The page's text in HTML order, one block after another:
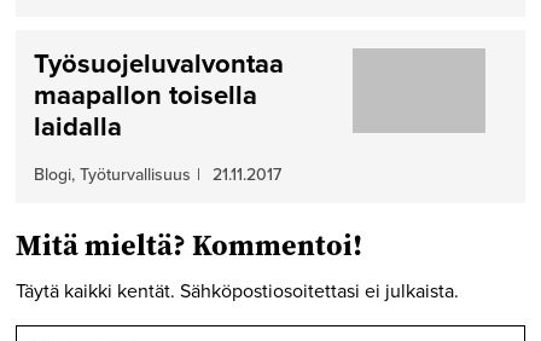
Työsuojeluvalvontaa
maapallon toisella
laidalla
Blogi, Työturvallisuus | 21.11.2017
Mitä mieltä? Kommentoi!
Täytä kaikki kentät. Sähköpostiosoitettasi ei julkaista.